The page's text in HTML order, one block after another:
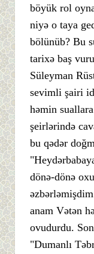
böyük rol
niyə o taya
bölünüb? Bu
tarixə baş
Süleyman
sevimli şairi
həmin
şeirlərində
bu qədər
dönə-dönə
anam Vətən
ovudurdu.
"Dumanlı